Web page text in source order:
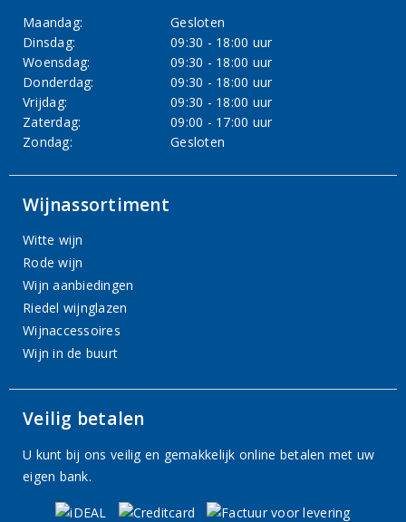
Maandag:
Gesloten
Dinsdag:
09:30 - 18:00 uur
Woensdag:
09:30 - 18:00 uur
Donderdag:
09:30 - 18:00 uur
Vrijdag:
09:30 - 18:00 uur
Zaterdag:
09:00 - 17:00 uur
Zondag:
Gesloten
Wijnassortiment
Witte wijn
Rode wijn
Wijn aanbiedingen
Riedel wijnglazen
Wijnaccessoires
Wijn in de buurt
Veilig betalen
U kunt bij ons veilig en gemakkelijk online betalen met uw
eigen bank.